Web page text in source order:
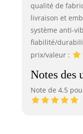
qualité de
livraison et
système anti-
fiabilité/
prix/valeur :
Notes des
Note de 4.5